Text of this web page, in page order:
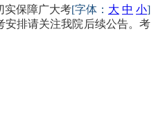
[字体： 大 中 小]
实保障广大考
安排请关注我院后续公告。考